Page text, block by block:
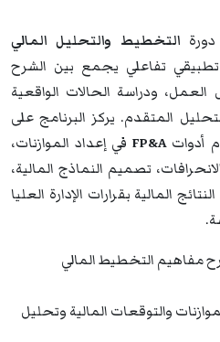
التخطيط والتحليل المالي
تفاعلي يجمع بين الشرح
العمل، ودراسة الحالات الواقعية
المتقدم. يركز البرنامج على
أدواتFP&A في إعداد الموازنات،
تصميم النماذج المالية،
المالية بقرارات الإدارة العليا
مفاهيم التخطيط المالي
والتوقعات المالية وتحليل